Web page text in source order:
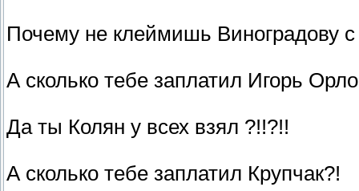
Почему не клеймишь Виноградову
А сколько тебе заплатил Игорь
Да ты Колян у всех взял ?!!?!!
А сколько тебе заплатил Крупчак?!